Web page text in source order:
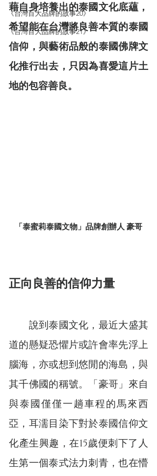
《台灣百大品牌的故事20》
《台灣百大品牌的故事21》
藉自身培養出的泰國文化底蘊，
希望能在台灣將良善本質的泰國
信仰，與藝術品般的泰國佛牌文
化推行出去，只因為喜愛這片土
地的包容善良。
「泰蜜莉泰國文物」品牌創辦人 豪哥
正向良善的信仰力量
說到泰國文化，最近大盛其
道的懸疑恐懼片或許會率先浮上
腦海，亦或想到悠閒的海島，與
其千佛國的稱號。「豪哥」來自
與泰國僅僅一趟車程的馬來西
亞，耳濡目染下對於泰國信仰文
化產生興趣，在15歲便刺下了人
生第一個泰式法力刺青，也在懵